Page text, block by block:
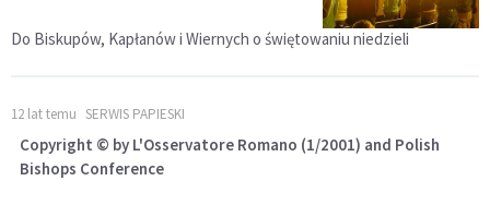
Do Biskupów, Kapłanów i Wiernych o świętowaniu niedzieli
12 lat temu SERWIS PAPIESKI
Copyright © by L'Osservatore Romano (1/2001) and Polish
Bishops Conference